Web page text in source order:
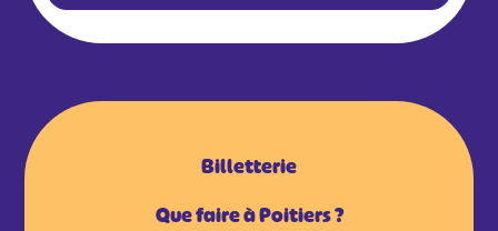
Billetterie
Que faire à Poitiers ?